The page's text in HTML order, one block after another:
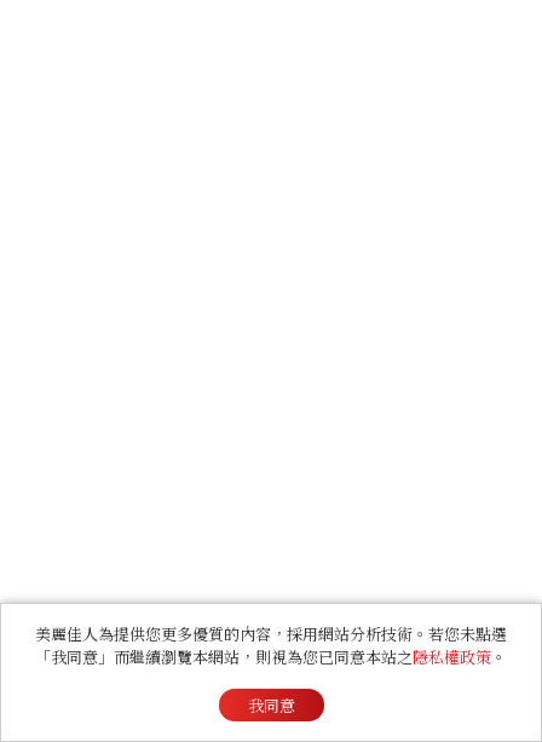
美麗佳人為提供您更多優質的內容，採用網站分析技術。若您未點選
「我同意」而繼續瀏覽本網站，則視為您已同意本站之隱私權政策 。
我同意